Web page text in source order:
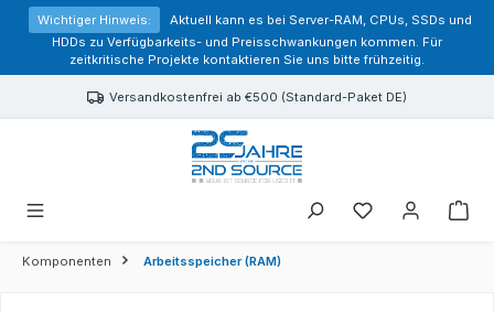
springen
Wichtiger Hinweis:
Aktuell kann es bei Server-RAM, CPUs, SSDs und
HDDs zu Verfügbarkeits- und Preisschwankungen kommen. Für
zeitkritische Projekte kontaktieren Sie uns bitte frühzeitig.
Versandkostenfrei ab €500 (Standard-Paket DE)
Sie haben 0
Komponenten Arbeitsspeicher (RAM)